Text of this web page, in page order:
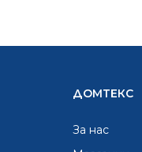
ДОМТЕКС
За нас